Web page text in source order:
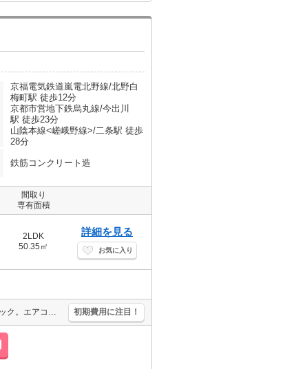
京福電気鉄道嵐電北野線/北野白
梅町駅 徒歩12分
京都市営地下鉄烏丸線/今出川
駅 徒歩23分
山陰本線<嵯峨野線>/二条駅 徒歩
28分
鉄筋コンクリート造
間取り
専有面積
2LDK
50.35㎡
詳細を見る
お気に入り
新築。オートロック。宅配ボックスあり。エレベーターあり。スマートロック。エアコン3基付き。鉄筋コンクリート造りのマンションです。TVインターホン付き。浴室乾燥機付。インターネット無料。 初期費用に注目！